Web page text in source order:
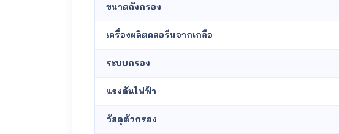
ขนาดถังกรอง
เครื่องผลิตคลอรีนจากเกลือ
ระบบกรอง
แรงดันไฟฟ้า
วัสดุตัวกรอง